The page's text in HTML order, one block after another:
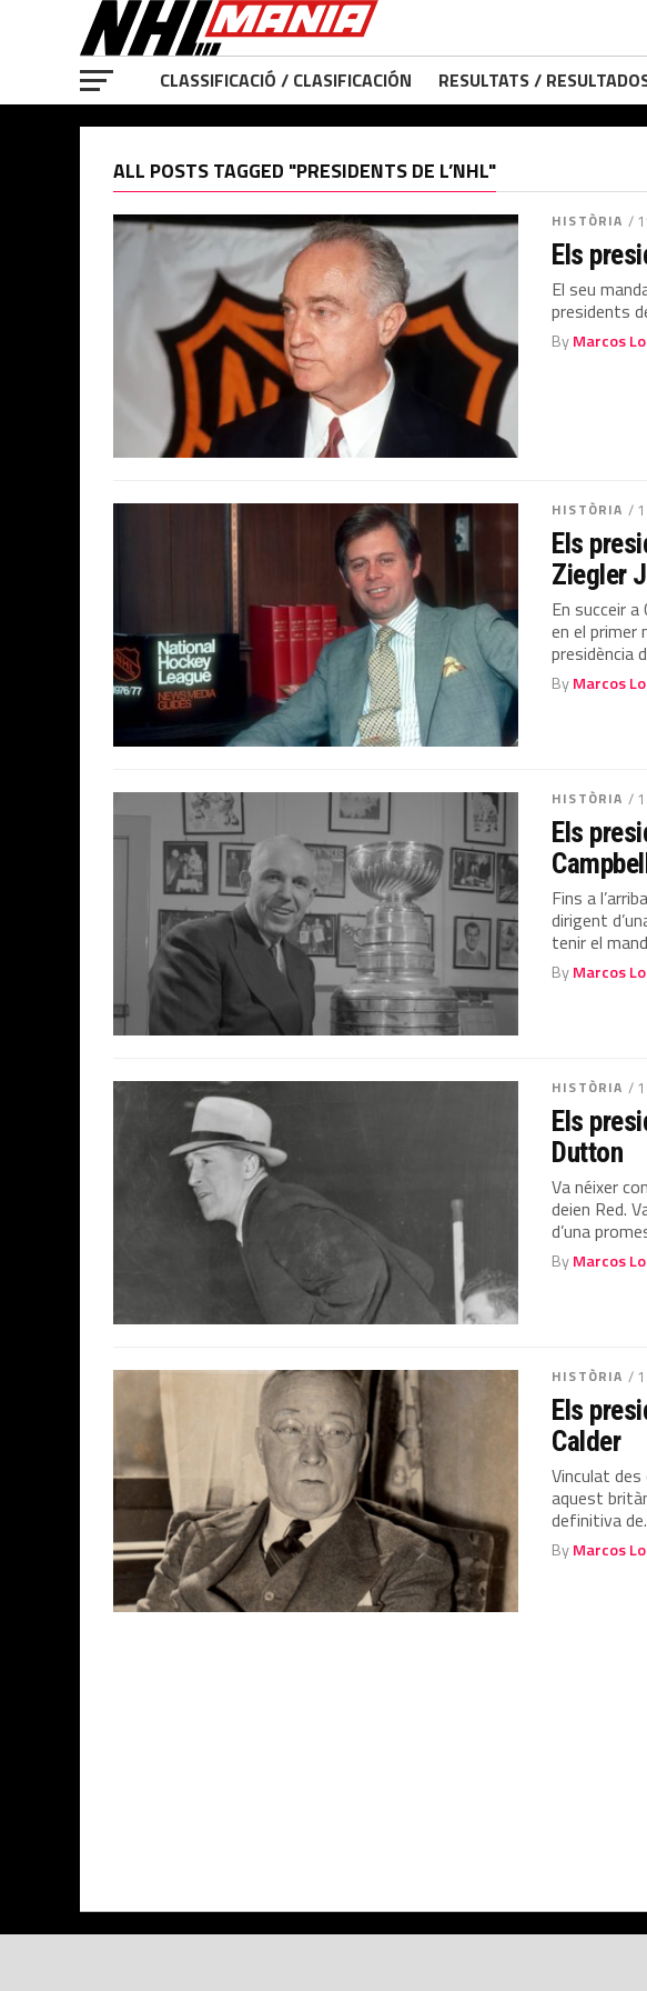
CLASSIFICACIÓ / CLASIFICACIÓN RESULTATS /
ALL POSTS TAGGED "PRESIDENTS DE L’NHL"
HISTÒRIA /
Els
El seu
presidents
ByMarcos
HISTÒRIA / 1
Els
Ziegler
En succeir
en el primer
presidència
ByMarcos
HISTÒRIA / 1
Els
Fins a
dirigent
tenir el
ByMarcos
HISTÒRIA / 1
Els
Dutton
Va néixer
deien Red.
d’una
ByMarcos
HISTÒRIA / 1
Els
Calder
Vinculat
aquest
definitiva
ByMarcos